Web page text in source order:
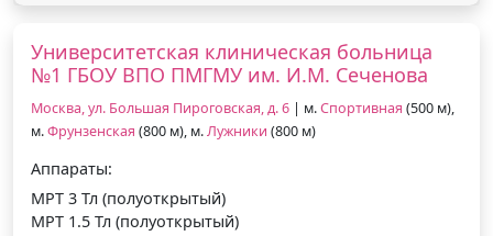
Университетская клиническая больница
№1 ГБОУ ВПО ПМГМУ им. И.М. Сеченова
Москва, ул. Большая Пироговская, д. 6 | м.Спортивная (500 м),
м.Фрунзенская (800 м), м.Лужники (800 м)
Аппараты:
МРТ 3 Тл (полуоткрытый)
МРТ 1.5 Тл (полуоткрытый)